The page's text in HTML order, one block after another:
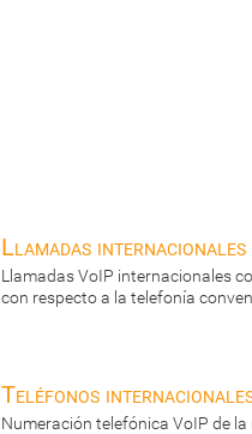
Llamadas internacionales
Llamadas VoIP internacionales
con respecto a la telefonía
Teléfonos
Numeración telefónica VoIP de